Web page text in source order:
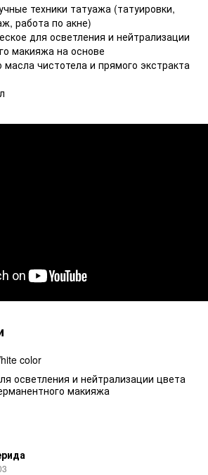
техники татуажа (татуировки,
работа по акне)
для осветления и нейтрализации
макияжа на основе
чистотела и прямого экстракта
color
осветления и нейтрализации цвета
макияжа